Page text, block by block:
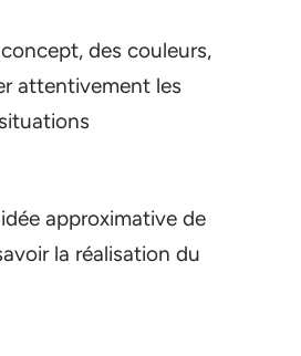
des couleurs,
attentivement les
approximative de
la réalisation du